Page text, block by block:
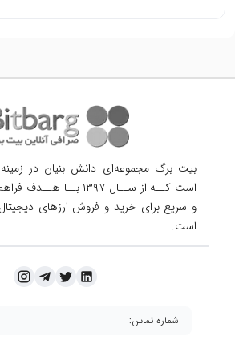
بیت برگ مجموعه‌ای دانش بنیان در زمینه
است کــه از ســال ۱۳۹۷ بــا هــدف فراهم آوردن
و سریع برای خرید و فروش ارزهای
است.
شماره تماس: